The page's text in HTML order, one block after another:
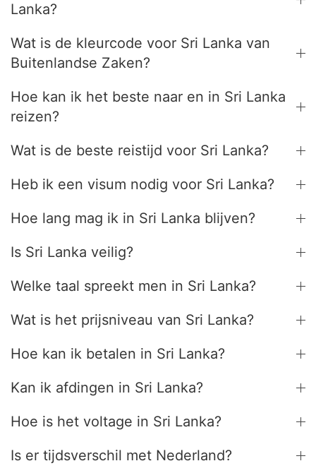
Lanka?
Wat is de kleurcode voor Sri Lanka van
Buitenlandse Zaken?
Hoe kan ik het beste naar en in Sri Lanka
reizen?
Wat is de beste reistijd voor Sri Lanka?
Heb ik een visum nodig voor Sri Lanka?
Hoe lang mag ik in Sri Lanka blijven?
Is Sri Lanka veilig?
Welke taal spreekt men in Sri Lanka?
Wat is het prijsniveau van Sri Lanka?
Hoe kan ik betalen in Sri Lanka?
Kan ik afdingen in Sri Lanka?
Hoe is het voltage in Sri Lanka?
Is er tijdsverschil met Nederland?